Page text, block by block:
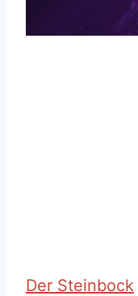
Der Steinbock